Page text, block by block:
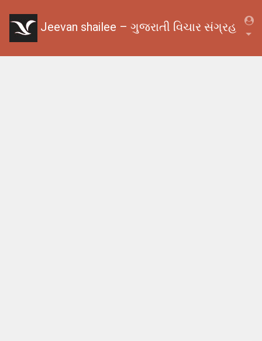
Jeevan shailee – ગુજરાતી વિચાર સંગ્રહ